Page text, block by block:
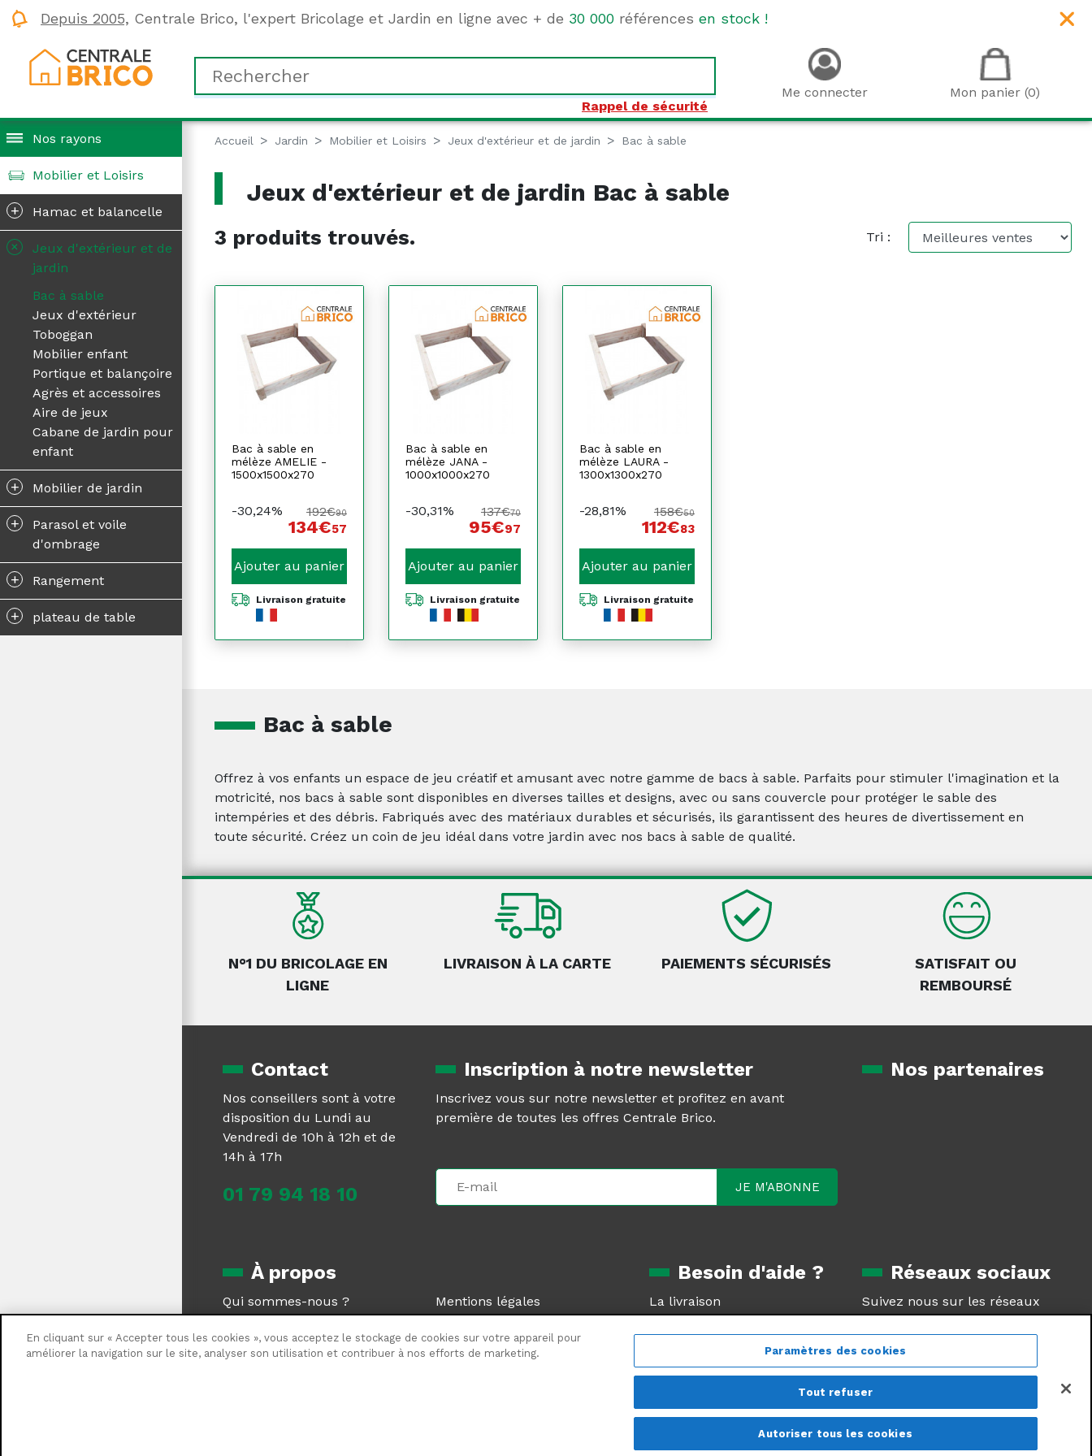
Depuis 2005, Centrale Brico, l'expert Bricolage et Jardin en ligne avec + de 30 000 références en stock !
Rappel de sécurité
Me connecter Mon panier (0)
Nos rayons
Mobilier et Loisirs
+ Hamac et balancelle
+
Jeux d'extérieur et de
jardin
Bac à sable
Jeux d'extérieur
Toboggan
Mobilier enfant
Portique et balançoire
Agrès et accessoires
Aire de jeux
Cabane de jardin pour
enfant
+ Mobilier de jardin
+
Parasol et voile
d'ombrage
+ Rangement
+ plateau de table
Accueil Jardin Mobilier et Loisirs Jeux d'extérieur et de jardin Bac à sable
Jeux d'extérieur et de jardin Bac à sable
3 produits trouvés. Tri :
Bac à sable en
mélèze AMELIE -
1500x1500x270
-30,24% 192€90
134€57
Ajouter au panier
Livraison gratuite
Bac à sable en
mélèze JANA -
1000x1000x270
-30,31% 137€70
95€97
Ajouter au panier
Livraison gratuite
Bac à sable en
mélèze LAURA -
1300x1300x270
-28,81% 158€50
112€83
Ajouter au panier
Livraison gratuite
Bac à sable
Offrez à vos enfants un espace de jeu créatif et amusant avec notre gamme de bacs à sable. Parfaits pour stimuler l'imagination et la
motricité, nos bacs à sable sont disponibles en diverses tailles et designs, avec ou sans couvercle pour protéger le sable des
intempéries et des débris. Fabriqués avec des matériaux durables et sécurisés, ils garantissent des heures de divertissement en
toute sécurité. Créez un coin de jeu idéal dans votre jardin avec nos bacs à sable de qualité.
N°1 DU BRICOLAGE EN
LIGNE
LIVRAISON À LA CARTE PAIEMENTS SÉCURISÉS
SATISFAIT OU
REMBOURSÉ
Contact
Nos conseillers sont à votre
disposition du Lundi au
Vendredi de 10h à 12h et de
14h à 17h
01 79 94 18 10
Inscription à notre newsletter
Inscrivez vous sur notre newsletter et profitez en avant
première de toutes les offres Centrale Brico.
Nos partenaires
À propos
Qui sommes-nous ?
Magazine
Centrale Brico recrute
Nous contacter
Mentions légales
CGV
Plan du site
Plan de site produits
Besoin d'aide ?
La livraison
Le retour produit
SAV et garantie
Foire aux questions
Réseaux sociaux
Suivez nous sur les réseaux
sociaux
En cliquant sur « Accepter tous les cookies », vous acceptez le stockage de cookies sur votre appareil pour
améliorer la navigation sur le site, analyser son utilisation et contribuer à nos efforts de marketing.
Paramètres des cookies
Tout refuser
Autoriser tous les cookies